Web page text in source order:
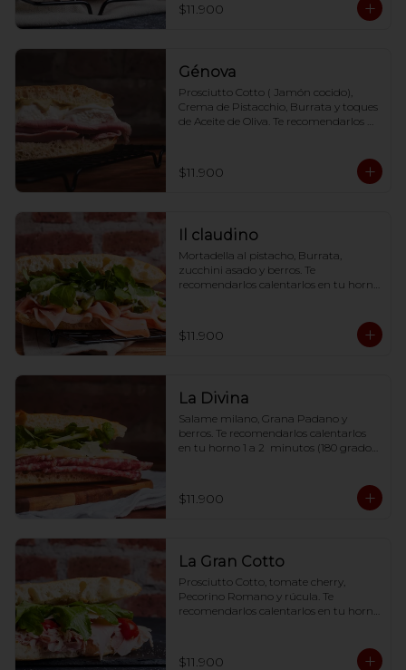
$11.900
Génova
Prosciutto Cotto ( Jamón cocido),
Crema de Pistacchio, Burrata y toques
de Aceite de Oliva. Te recomendarlos
crocancia óptima ;)
$11.900
Il claudino
Mortadella al pistacho, Burrata,
zucchini asado y berros. Te
recomendarlos calentarlos en tu horno
$11.900
La Divina
Salame milano, Grana Padano y
berros. Te recomendarlos calentarlos
en tu horno 1 a 2  minutos (180 grados)
$11.900
La Gran Cotto
Prosciutto Cotto, tomate cherry,
Pecorino Romano y rúcula. Te
recomendarlos calentarlos en tu horno
$11.900